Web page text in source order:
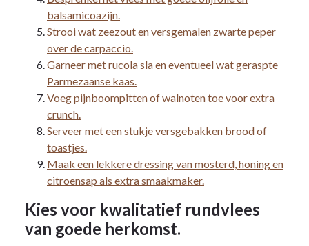
balsamicoazijn.
Strooi wat zeezout en versgemalen zwarte peper
over de carpaccio.
Garneer met rucola sla en eventueel wat geraspte
Parmezaanse kaas.
Voeg pijnboompitten of walnoten toe voor extra
crunch.
Serveer met een stukje versgebakken brood of
toastjes.
Maak een lekkere dressing van mosterd, honing en
citroensap als extra smaakmaker.
Kies voor kwalitatief rundvlees
van goede herkomst.